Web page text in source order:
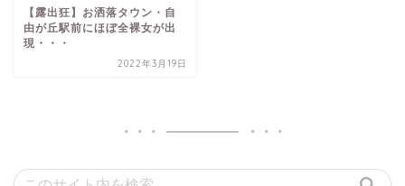
【露出狂】お洒落タウン・自
由が丘駅前にほぼ全裸女が出
現・・・
2022年3月19日